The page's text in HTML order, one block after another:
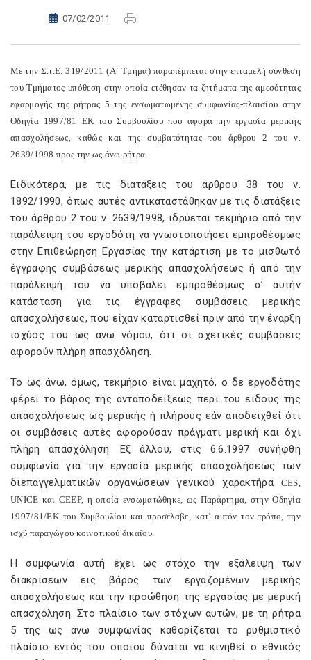
07/02/2011
Με την Σ.τ.Ε. 319/2011 (A΄ Τμήμα) παραπέμπεται στην επταμελή σύνθεση
του Τμήματος υπόθεση στην οποία ετέθησαν τα ζητήματα της αμεσότητας
εφαρμογής της ρήτρας 5 της ενσωματωμένης συμφωνίας-πλαισίου στην
Οδηγία 1997/81 ΕΚ του Συμβουλίου που αφορά την εργασία μερικής
απασχολήσεως, καθώς και της συμβατότητας του άρθρου 2 του ν.
2639/1998 προς την ως άνω ρήτρα.
Ειδικότερα, με τις διατάξεις του άρθρου 38 του ν.
1892/1990, όπως αυτές αντικαταστάθηκαν με τις διατάξεις
του άρθρου 2 του ν. 2639/1998, ιδρύεται τεκμήριο από την
παράλειψη του εργοδότη να γνωστοποιήσει εμπροθέσμως
στην Επιθεώρηση Εργασίας την κατάρτιση με το μισθωτό
έγγραφης συμβάσεως μερικής απασχολήσεως ή από την
παράλειψή του να υποβάλει εμπροθέσμως σ’ αυτήν
κατάσταση για τις έγγραφες συμβάσεις μερικής
απασχολήσεως, που είχαν καταρτισθεί πριν από την έναρξη
ισχύος του ως άνω νόμου, ότι οι σχετικές συμβάσεις
αφορούν πλήρη απασχόληση.
Το ως άνω, όμως, τεκμήριο είναι μαχητό, ο δε εργοδότης
φέρει το βάρος της ανταποδείξεως περί του είδους της
απασχολήσεως ως μερικής ή πλήρους εάν αποδειχθεί ότι
οι συμβάσεις αυτές αφορούσαν πράγματι μερική και όχι
πλήρη απασχόληση. Εξ άλλου, στις 6.6.1997 συνήφθη
συμφωνία για την εργασία μερικής απασχολήσεως των
διεπαγγελματικών οργανώσεων γενικού χαρακτήρα
CES,
UNICE και CEEP, η οποία ενσωματώθηκε, ως Παράρτημα, στην Οδηγία
1997/81/ΕΚ του Συμβουλίου και προσέλαβε, κατ’ αυτόν τον τρόπο, την
ισχύ παραγώγου κοινοτικού δικαίου.
Η συμφωνία αυτή έχει ως στόχο την εξάλειψη των
διακρίσεων εις βάρος των εργαζομένων μερικής
απασχολήσεως και την προώθηση της εργασίας με μερική
απασχόληση. Στο πλαίσιο των στόχων αυτών, με τη ρήτρα
5 της ως άνω συμφωνίας καθορίζεται το ρυθμιστικό
πλαίσιο εντός του οποίου δύναται να κινηθεί ο εθνικός